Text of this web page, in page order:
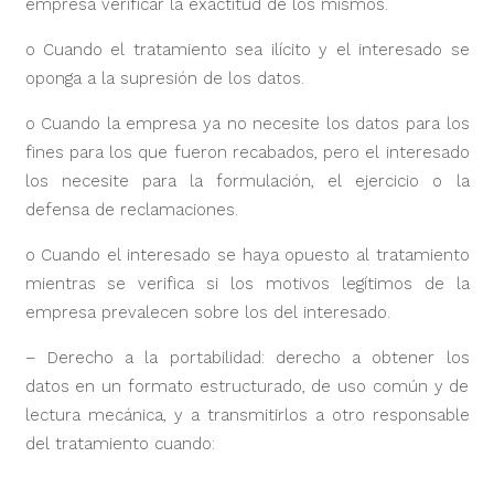
empresa verificar la exactitud de los mismos.
o Cuando el tratamiento sea ilícito y el interesado se
oponga a la supresión de los datos.
o Cuando la empresa ya no necesite los datos para los
fines para los que fueron recabados, pero el interesado
los necesite para la formulación, el ejercicio o la
defensa de reclamaciones.
o Cuando el interesado se haya opuesto al tratamiento
mientras se verifica si los motivos legítimos de la
empresa prevalecen sobre los del interesado.
– Derecho a la portabilidad: derecho a obtener los
datos en un formato estructurado, de uso común y de
lectura mecánica, y a transmitirlos a otro responsable
del tratamiento cuando: